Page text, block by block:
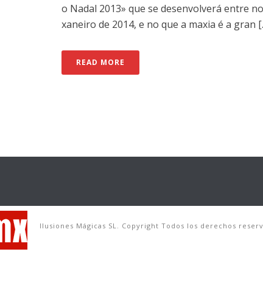
o Nadal 2013» que se desenvolverá entre
xaneiro de 2014, e no que a maxia é a gran
READ MORE
Ilusiones Mágicas SL. Copyright Todos los derechos